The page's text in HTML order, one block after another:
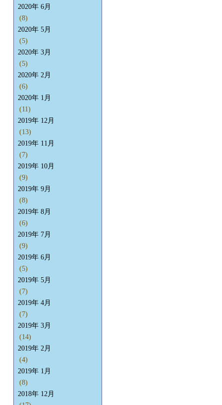
2020年 6月
(8)
2020年 5月
(5)
2020年 3月
(5)
2020年 2月
(6)
2020年 1月
(11)
2019年 12月
(13)
2019年 11月
(7)
2019年 10月
(9)
2019年 9月
(8)
2019年 8月
(6)
2019年 7月
(9)
2019年 6月
(5)
2019年 5月
(7)
2019年 4月
(7)
2019年 3月
(14)
2019年 2月
(4)
2019年 1月
(8)
2018年 12月